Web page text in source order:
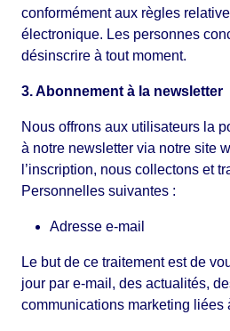
conformément aux règles
électronique. Les personnes
désinscrire à tout moment.
3. Abonnement à la newsletter
Nous offrons aux utilisateurs la
à notre newsletter via notre site
l’inscription, nous collectons et
Personnelles suivantes :
Adresse e-mail
Le but de ce traitement est de
jour par e-mail, des actualités,
communications marketing liées